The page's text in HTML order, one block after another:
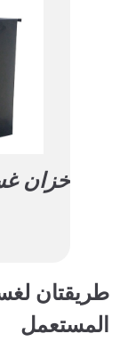
خزان
طريقتان
المستعمل